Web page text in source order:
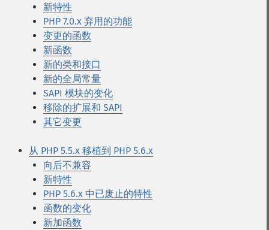
新特性
PHP 7.0.x 弃用的功能
变更的函数
新函数
新的类和接口
新的全局常量
SAPI 模块的变化
移除的扩展和 SAPI
其它变更
从 PHP 5.5.x 移植到 PHP 5.6.x
向后不兼容
新特性
PHP 5.6.x 中已废止的特性
函数的变化
新加函数